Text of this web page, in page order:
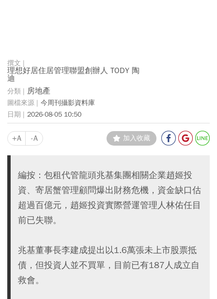
理想好居住居管理聯盟創辦人 TODY 陶
迪
房地產
今周刊攝影資料庫
2026-08-05 10:50
+A -A 加入收藏
編按：包租代管龍頭兆基集團相關企業趙姬投
資、寄居蟹管理顧問爆出財務危機，資金缺口估
超過百億元，趙姬投資實際營運管理人林佑任目
前已失聯。
兆基董事長李建成提出以1.6萬張未上市股票抵
債，但投資人並不買單，目前已有187人成立自
救會。